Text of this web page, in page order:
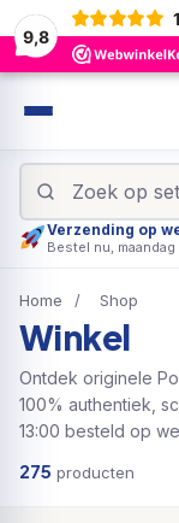
9,8
Verzending op
Bestel nu,
Home / Shop
Winkel
Ontdek originele
100% authentiek,
13:00 besteld op
275 producten